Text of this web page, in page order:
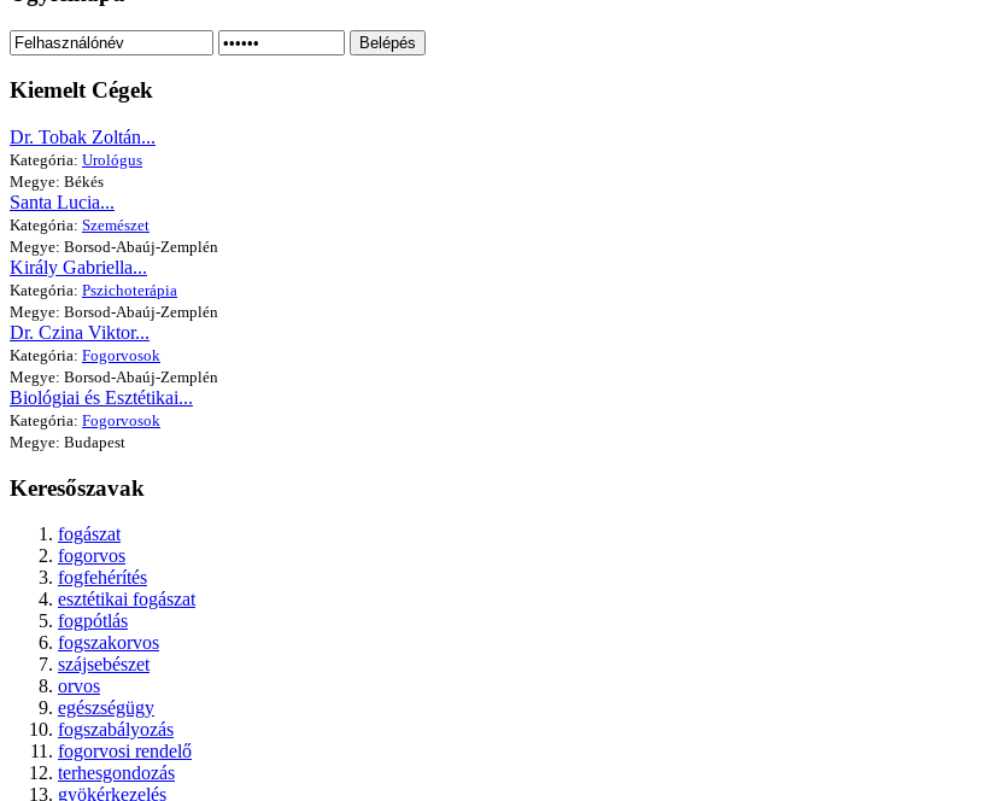
Belépés
Kiemelt Cégek
Dr. Tobak Zoltán...
Kategória: Urológus
Megye: Békés
Santa Lucia...
Kategória: Szemészet
Megye: Borsod-Abaúj-Zemplén
Király Gabriella...
Kategória: Pszichoterápia
Megye: Borsod-Abaúj-Zemplén
Dr. Czina Viktor...
Kategória: Fogorvosok
Megye: Borsod-Abaúj-Zemplén
Biológiai és Esztétikai...
Kategória: Fogorvosok
Megye: Budapest
Keresőszavak
fogászat
fogorvos
fogfehérítés
esztétikai fogászat
fogpótlás
fogszakorvos
szájsebészet
orvos
egészségügy
fogszabályozás
fogorvosi rendelő
terhesgondozás
gyökérkezelés